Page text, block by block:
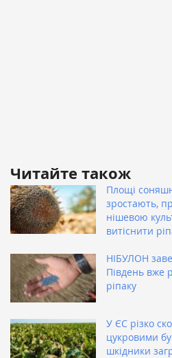
Читайте також
Площі
зростають,
нішевою
витіснити
НІБУЛОН
Південь вже
ріпаку
У ЄС різко
цукровими
шкідники